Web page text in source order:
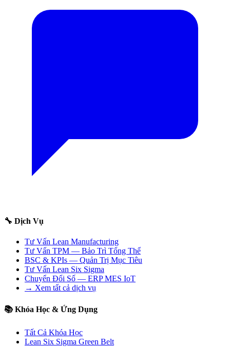
🔧 Dịch Vụ
Tư Vấn Lean Manufacturing
Tư Vấn TPM — Bảo Trì Tổng Thể
BSC & KPIs — Quản Trị Mục Tiêu
Tư Vấn Lean Six Sigma
Chuyển Đổi Số — ERP MES IoT
→ Xem tất cả dịch vụ
📚 Khóa Học & Ứng Dụng
Tất Cả Khóa Học
Lean Six Sigma Green Belt